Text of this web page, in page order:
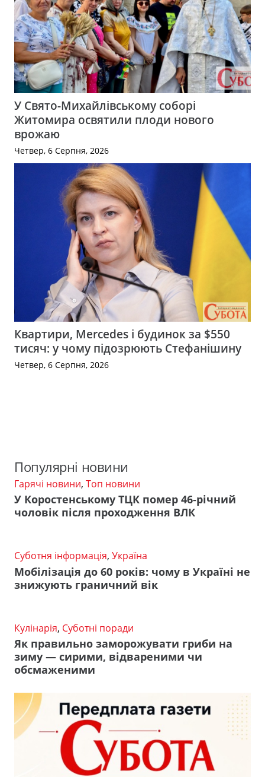
У Свято-Михайлівському соборі
Житомира освятили плоди нового
врожаю
Четвер, 6 Серпня, 2026
Квартири, Mercedes і будинок за $550
тисяч: у чому підозрюють Стефанішину
Четвер, 6 Серпня, 2026
Популярні новини
Гарячі новини, Топ новини
У Коростенському ТЦК помер 46-річний
чоловік після проходження ВЛК
Суботня інформація, Україна
Мобілізація до 60 років: чому в Україні не
знижують граничний вік
Кулінарія, Суботні поради
Як правильно заморожувати гриби на
зиму — сирими, відвареними чи
обсмаженими